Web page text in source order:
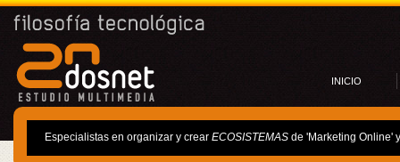
INICIO
Especialistas en organizar y crear ECOSISTEMAS de 'Marketing Online'